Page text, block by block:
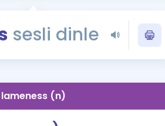
YDS - YÖKDİL
İngilizce
sesli dinle
lameness (n)